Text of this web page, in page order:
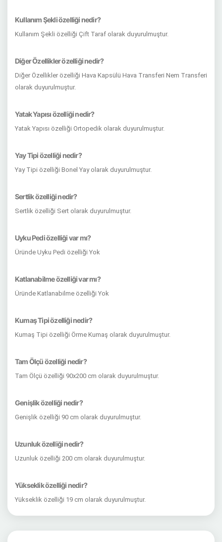
Kullanım Şekli özelliği nedir?
Kullanım Şekli özelliği Çift Taraf olarak duyurulmuştur.
Diğer Özellikler özelliği nedir?
Diğer Özellikler özelliği Hava Kapsülü Hava Transferi Nem Transferi
olarak duyurulmuştur.
Yatak Yapısı özelliği nedir?
Yatak Yapısı özelliği Ortopedik olarak duyurulmuştur.
Yay Tipi özelliği nedir?
Yay Tipi özelliği Bonel Yay olarak duyurulmuştur.
Sertlik özelliği nedir?
Sertlik özelliği Sert olarak duyurulmuştur.
Uyku Pedi özelliği var mı?
Üründe Uyku Pedi özelliği Yok
Katlanabilme özelliği var mı?
Üründe Katlanabilme özelliği Yok
Kumaş Tipi özelliği nedir?
Kumaş Tipi özelliği Örme Kumaş olarak duyurulmuştur.
Tam Ölçü özelliği nedir?
Tam Ölçü özelliği 90x200 cm olarak duyurulmuştur.
Genişlik özelliği nedir?
Genişlik özelliği 90 cm olarak duyurulmuştur.
Uzunluk özelliği nedir?
Uzunluk özelliği 200 cm olarak duyurulmuştur.
Yükseklik özelliği nedir?
Yükseklik özelliği 19 cm olarak duyurulmuştur.